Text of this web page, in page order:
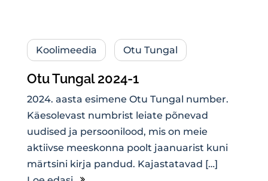
Koolimeedia Otu Tungal
Otu Tungal 2024-1
2024. aasta esimene Otu Tungal number.
Käesolevast numbrist leiate põnevad
uudised ja persoonilood, mis on meie
aktiivse meeskonna poolt jaanuarist kuni
märtsini kirja pandud. Kajastatavad […]